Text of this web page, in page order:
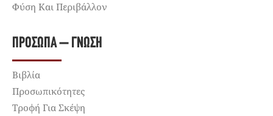
Φύση Και Περιβάλλον
ΠΡΌΣΩΠΑ – ΓΝΏΣΗ
Βιβλία
Προσωπικότητες
Τροφή Για Σκέψη